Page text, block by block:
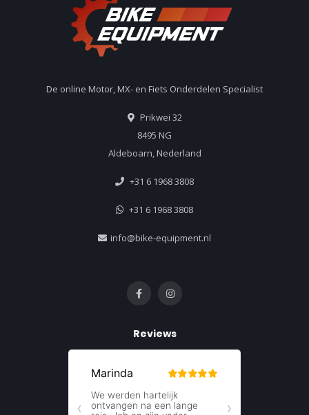
De online Motor, MX- en Fiets Onderdelen Specialist
Prikwei 32
8495 NG
Aldeboarn, Nederland
+31 6 1968 3808
+31 6 1968 3808
info@bike-equipment.nl
Reviews